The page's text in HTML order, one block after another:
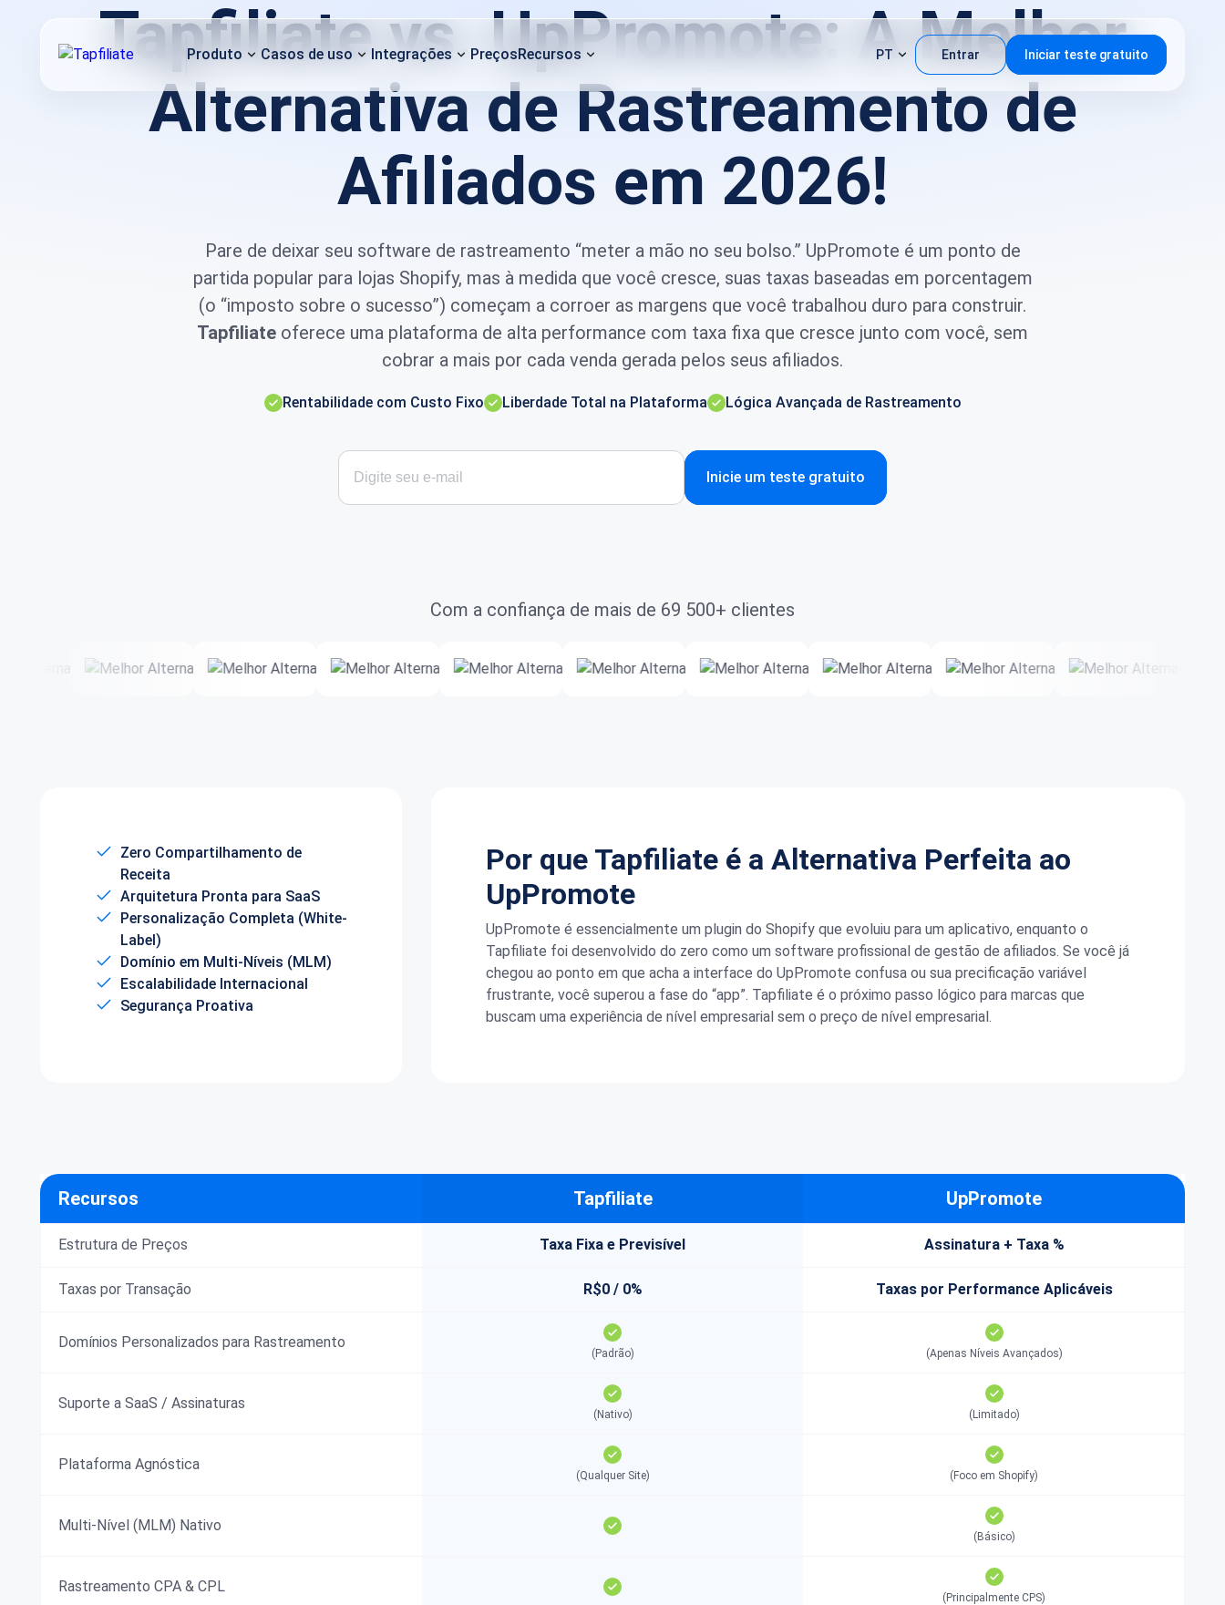
Produto Casos de uso Integrações PreçosRecursos PT Entrar Iniciar teste gratuito
Tapfiliate vs. UpPromote: A Melhor
Alternativa de Rastreamento de
Afiliados em 2026!
Pare de deixar seu software de rastreamento “meter a mão no seu bolso.” UpPromote é um ponto de
partida popular para lojas Shopify, mas à medida que você cresce, suas taxas baseadas em porcentagem
(o “imposto sobre o sucesso”) começam a corroer as margens que você trabalhou duro para construir.
Tapfiliate oferece uma plataforma de alta performance com taxa fixa que cresce junto com você, sem
cobrar a mais por cada venda gerada pelos seus afiliados.
Rentabilidade com Custo Fixo Liberdade Total na Plataforma Lógica Avançada de Rastreamento
Inicie um teste gratuito
Com a confiança de mais de 69 500+ clientes
Zero Compartilhamento de
Receita
Arquitetura Pronta para SaaS
Personalização Completa (White-
Label)
Domínio em Multi-Níveis (MLM)
Escalabilidade Internacional
Segurança Proativa
Por que Tapfiliate é a Alternativa Perfeita ao
UpPromote
UpPromote é essencialmente um plugin do Shopify que evoluiu para um aplicativo, enquanto o
Tapfiliate foi desenvolvido do zero como um software profissional de gestão de afiliados. Se você já
chegou ao ponto em que acha a interface do UpPromote confusa ou sua precificação variável
frustrante, você superou a fase do “app”. Tapfiliate é o próximo passo lógico para marcas que
buscam uma experiência de nível empresarial sem o preço de nível empresarial.
Recursos Tapfiliate UpPromote
Estrutura de Preços Taxa Fixa e Previsível Assinatura + Taxa %
Taxas por Transação R$0 / 0% Taxas por Performance Aplicáveis
Domínios Personalizados para Rastreamento
(Padrão) (Apenas Níveis Avançados)
Suporte a SaaS / Assinaturas
(Nativo) (Limitado)
Plataforma Agnóstica
(Qualquer Site) (Foco em Shopify)
Multi-Nível (MLM) Nativo
(Básico)
Rastreamento CPA & CPL
(Principalmente CPS)